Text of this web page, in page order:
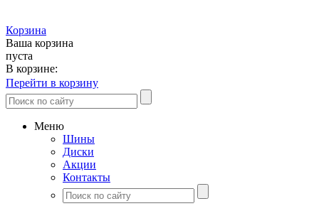
Корзина
Ваша корзина
пуста
В корзине:
Перейти в корзину
Меню
Шины
Диски
Акции
Контакты